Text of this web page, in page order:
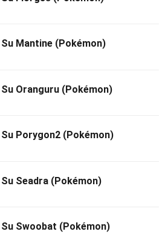
Mantine (Pokémon)
Oranguru (Pokémon)
Porygon2 (Pokémon)
Seadra (Pokémon)
Swoobat (Pokémon)